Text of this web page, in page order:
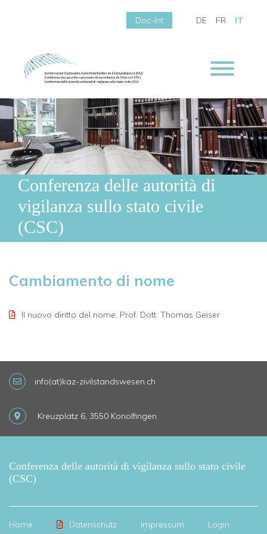
Doc-Int DE FR IT
Conferenza delle autorità di
vigilanza sullo stato civile
(CSC)
Cambiamento di nome
Il nuovo diritto del nome, Prof. Dott. Thomas Geiser
info(at)kaz-zivilstandswesen.ch
Kreuzplatz 6, 3550 Konolfingen
Conferenza delle autorità di vigilanza sullo stato civile
(CSC)
Home Datenschutz Impressum Login